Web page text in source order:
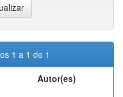
1 a 1 de 1
Autor(es)